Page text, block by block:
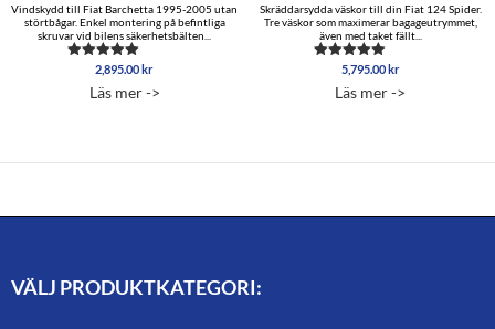
Vindskydd till Fiat Barchetta 1995-2005 utan
störtbågar. Enkel montering på befintliga
skruvar vid bilens säkerhetsbälten...
Betygsatt
av 5
2,895.00kr
Läs mer ->
Skräddarsydda väskor till din Fiat 124 Spider.
Tre väskor som maximerar bagageutrymmet,
även med taket fällt...
Betygsatt
av 5
5,795.00kr
Läs mer ->
VÄLJ PRODUKTKATEGORI: